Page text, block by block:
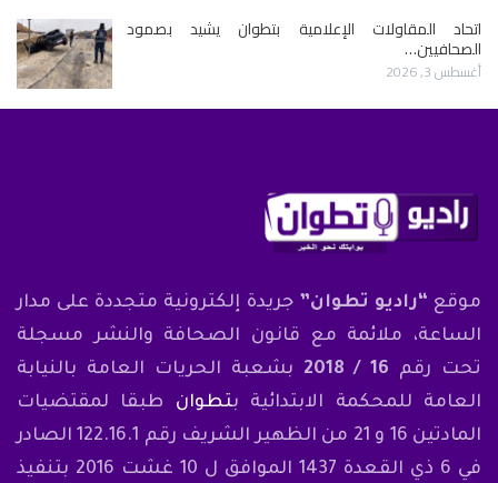
اتحاد المقاولات الإعلامية بتطوان يشيد بصمود
الصحافيين…
أغسطس 3, 2026
موقع “راديو تطوان” جريدة إلكترونية متجددة على مدار
الساعة، ملائمة مع قانون الصحافة والنشر مسجلة
تحت رقم 16 / 2018
بشعبة الحريات العامة بالنيابة
العامة للمحكمة الابتدائية بتطوان طبقا لمقتضيات
المادتين 16 و 21 من الظهير الشريف رقم 122.16.1 الصادر
في 6 ذي القعدة 1437 الموافق ل 10 غشت 2016 بتنفيذ